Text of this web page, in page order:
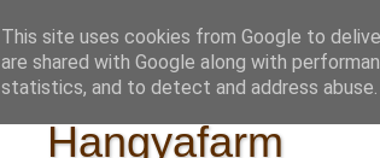
Hangyafarm
This site uses cookies from Google to
are shared with Google along with
statistics, and to detect and address abuse.